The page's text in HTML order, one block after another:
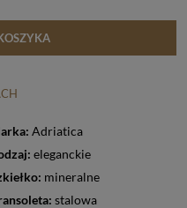
Adriatica
eleganckie
mineralne
stalowa